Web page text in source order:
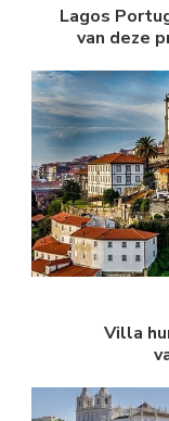
Lagos
van deze
Villa